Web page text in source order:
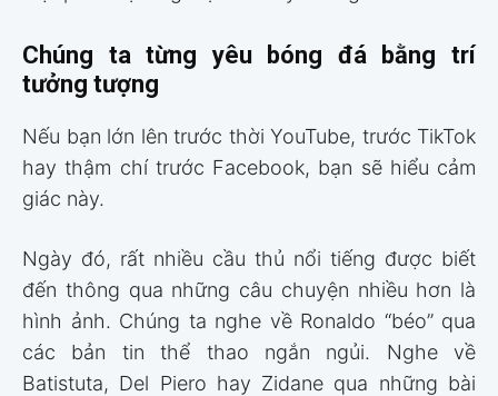
Chúng ta từng yêu bóng đá bằng trí
tưởng tượng
Nếu bạn lớn lên trước thời YouTube, trước TikTok
hay thậm chí trước Facebook, bạn sẽ hiểu cảm
giác này.
Ngày đó, rất nhiều cầu thủ nổi tiếng được biết
đến thông qua những câu chuyện nhiều hơn là
hình ảnh. Chúng ta nghe về Ronaldo “béo” qua
các bản tin thể thao ngắn ngủi. Nghe về
Batistuta, Del Piero hay Zidane qua những bài